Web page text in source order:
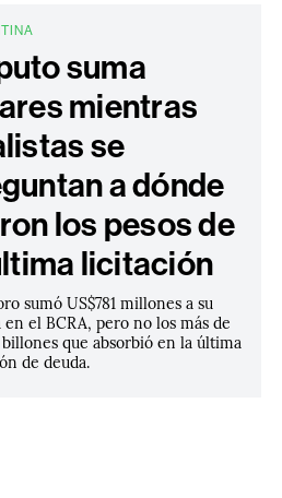
suma
mientras
se
a dónde
los pesos de
licitación
sumó US$781 millones a su
en el BCRA, pero no los más de
billones que absorbió en la última
de deuda.